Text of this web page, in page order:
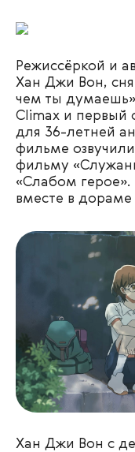
Режиссёркой и
Хан Джи Вон,
чем ты
Climax и первый
для 36-летней
фильме
фильму
«Слабом
вместе в дораме
Хан Джи Вон с